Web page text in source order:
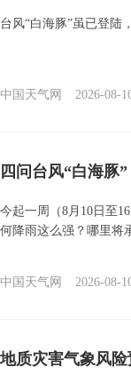
台风“白海豚”虽已登陆
中国天气网 2026-08-
四问台风“白海豚
今起一周（8月10日至
何降雨这么强？哪里将
中国天气网 2026-08-
地质灾害气象风